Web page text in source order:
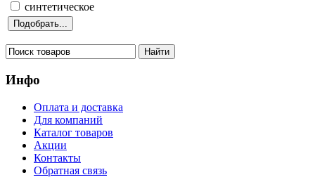
синтетическое
Инфо
Оплата и доставка
Для компаний
Каталог товаров
Акции
Контакты
Обратная связь